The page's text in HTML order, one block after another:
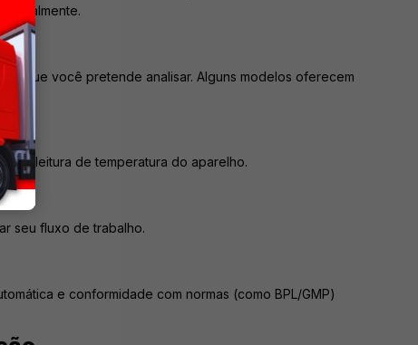
que você pretende analisar. Alguns modelos oferecem
da leitura de temperatura do aparelho.
seu fluxo de trabalho.
e conformidade com normas (como BPL/GMP)